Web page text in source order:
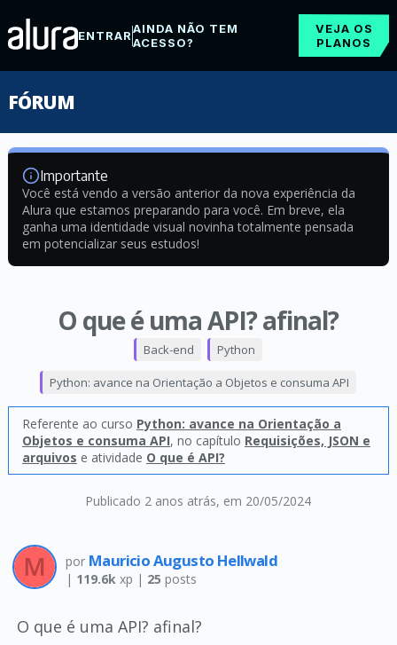
ENTRARAINDA NÃO TEM
ACESSO?
VEJA OS
PLANOS
FÓRUM
Importante
Você está vendo a versão anterior da nova experiência da
Alura que estamos preparando para você. Em breve, ela
ganha uma identidade visual novinha totalmente pensada
em potencializar seus estudos!
O que é uma API? afinal?
Publicado 2 anos atrás, em 20/05/2024
Back-end Python
Python: avance na Orientação a Objetos e consuma API
Referente ao curso Python: avance na Orientação a
Objetos e consuma API, no capítulo Requisições, JSON e
arquivos e atividade O que é API?
por Mauricio Augusto Hellwald
| 119.6kxp | 25 posts
O que é uma API? afinal?